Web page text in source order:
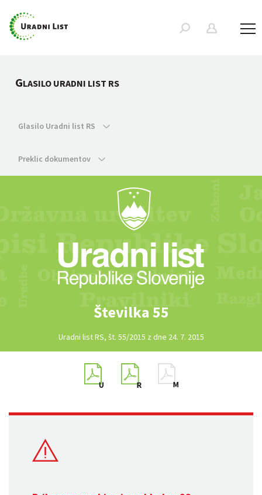
GLASILO URADNI LIST RS
Glasilo Uradni list RS
Preklic dokumentov
Številka 55
Uradni list RS, št. 55/2015 z dne 24. 7. 2015